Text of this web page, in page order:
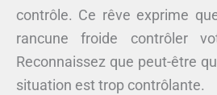
contrôle. Ce rêve exprime
rancune froide contrôler
Reconnaissez que peut-être
situation est trop contrôlante.